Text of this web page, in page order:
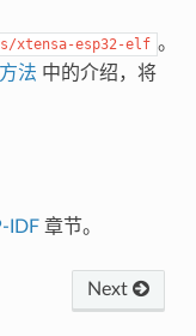
xtensa-esp32-elf 。
法 中的介绍，将
IDF章节。
Next